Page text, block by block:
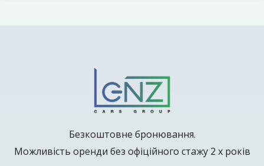
Безкоштовне бронювання.
Можливість оренди без офіційного стажу 2 х років